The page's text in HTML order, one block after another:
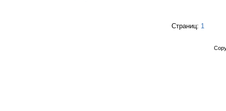
Страниц: 1